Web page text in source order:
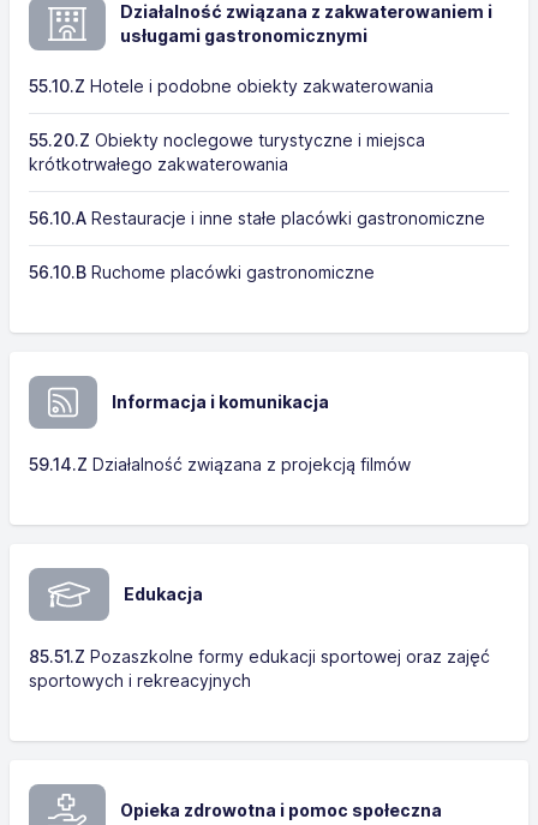
Działalność związana z zakwaterowaniem i
usługami gastronomicznymi
55.10.Z Hotele i podobne obiekty zakwaterowania
55.20.Z Obiekty noclegowe turystyczne i miejsca
krótkotrwałego zakwaterowania
56.10.A Restauracje i inne stałe placówki gastronomiczne
56.10.B Ruchome placówki gastronomiczne
Informacja i komunikacja
59.14.Z Działalność związana z projekcją filmów
Edukacja
85.51.Z Pozaszkolne formy edukacji sportowej oraz zajęć
sportowych i rekreacyjnych
Opieka zdrowotna i pomoc społeczna